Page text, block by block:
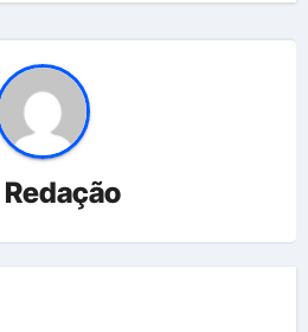
Redação